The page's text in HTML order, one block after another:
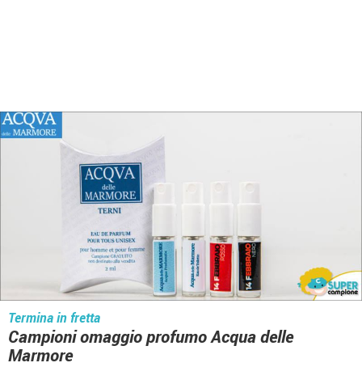
Termina in fretta
Campioni omaggio profumo Acqua delle
Marmore